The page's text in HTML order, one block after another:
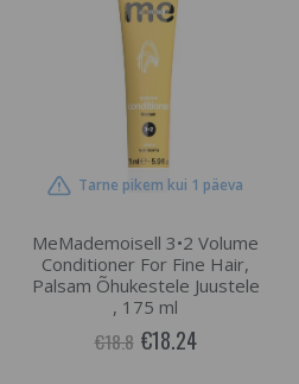
Tarne pikem kui 1 päeva
MeMademoisell 3•2 Volume
Conditioner For Fine Hair,
Palsam Õhukestele Juustele
, 175 ml
€18.8 €18.24